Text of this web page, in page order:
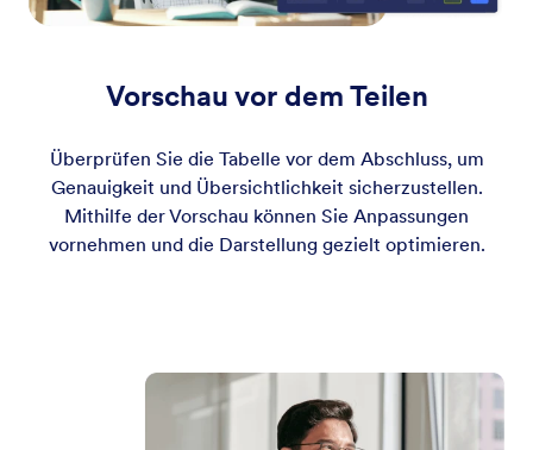
Vorschau vor dem Teilen
Überprüfen Sie die Tabelle vor dem Abschluss, um
Genauigkeit und Übersichtlichkeit sicherzustellen.
Mithilfe der Vorschau können Sie Anpassungen
vornehmen und die Darstellung gezielt optimieren.